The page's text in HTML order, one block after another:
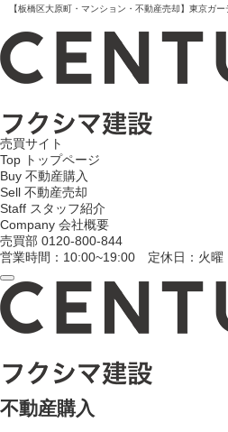
【板橋区大原町・マンション・不動産売却】東京ガ
売買サイト
Top トップページ
Buy 不動産購入
Sell 不動産売却
Staff スタッフ紹介
Company 会社概要
売買部 0120-800-844
営業時間：10:00~19:00 定休日：火曜
不動産購入